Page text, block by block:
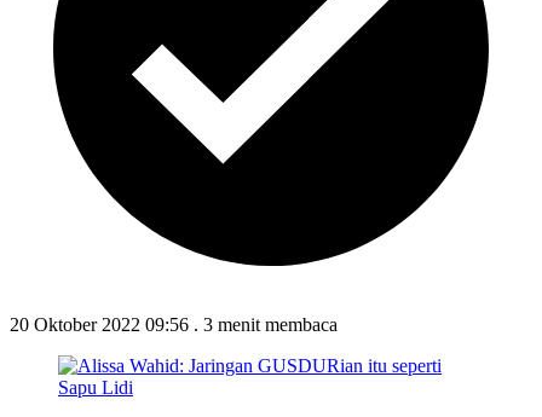
20 Oktober 2022 09:56 . 3 menit membaca